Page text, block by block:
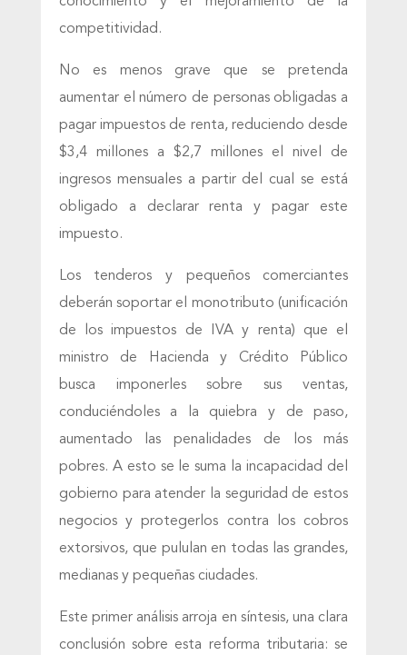
competitividad.
No es menos grave que se pretenda
aumentar el número de personas obligadas a
pagar impuestos de renta, reduciendo desde
$3,4 millones a $2,7 millones el nivel de
ingresos mensuales a partir del cual se está
obligado a declarar renta y pagar este
impuesto.
Los tenderos y pequeños comerciantes
deberán soportar el monotributo (unificación
de los impuestos de IVA y renta) que el
ministro de Hacienda y Crédito Público
busca imponerles sobre sus ventas,
conduciéndoles a la quiebra y de paso,
aumentado las penalidades de los más
pobres. A esto se le suma la incapacidad del
gobierno para atender la seguridad de estos
negocios y protegerlos contra los cobros
extorsivos, que pululan en todas las grandes,
medianas y pequeñas ciudades.
Este primer análisis arroja en síntesis, una clara
conclusión sobre esta reforma tributaria: se